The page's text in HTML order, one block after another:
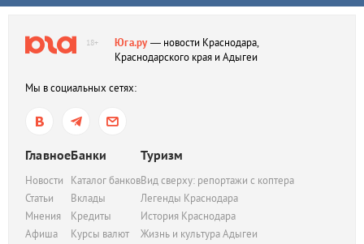
18+ Юга.ру— новости Краснодара,
Краснодарского края и Адыгеи
Мы в социальных сетях:
Главное
Новости
Статьи
Мнения
Афиша
Банки
Каталог банков
Вклады
Кредиты
Курсы валют
Туризм
Вид сверху: репортажи с коптера
Легенды Краснодара
История Краснодара
Жизнь и культура Адыгеи